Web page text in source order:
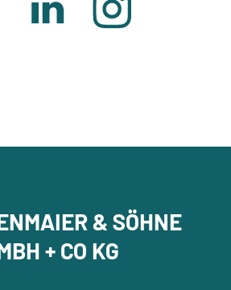
& SÖHNE
+ CO KG